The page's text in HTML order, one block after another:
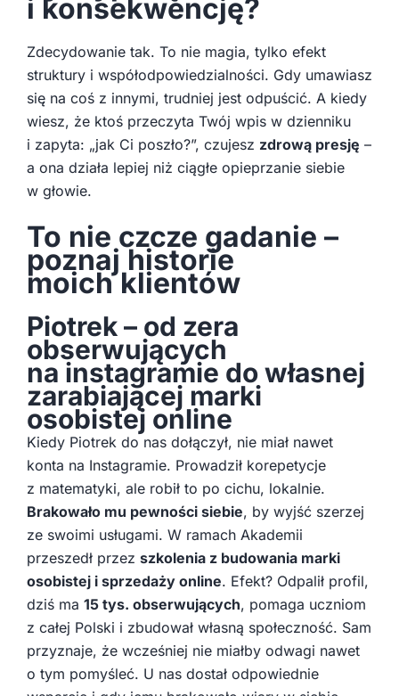
i konsekwencję?
Zdecydowanie tak. To nie magia, tylko efekt
struktury i współodpowiedzialności. Gdy umawiasz
się na coś z innymi, trudniej jest odpuścić. A kiedy
wiesz, że ktoś przeczyta Twój wpis w dzienniku
i zapyta: „jak Ci poszło?”, czujesz zdrową presję –
a ona działa lepiej niż ciągłe opieprzanie siebie
w głowie.
To nie czcze gadanie –
poznaj historie
moich klientów
Piotrek – od zera
obserwujących
na instagramie do własnej
zarabiającej marki
osobistej online
Kiedy Piotrek do nas dołączył, nie miał nawet
konta na Instagramie. Prowadził korepetycje
z matematyki, ale robił to po cichu, lokalnie.
Brakowało mu pewności siebie, by wyjść szerzej
ze swoimi usługami. W ramach Akademii
przeszedł przez szkolenia z budowania marki
osobistej i sprzedaży online. Efekt? Odpalił profil,
dziś ma 15 tys. obserwujących, pomaga uczniom
z całej Polski i zbudował własną społeczność. Sam
przyznaje, że wcześniej nie miałby odwagi nawet
o tym pomyśleć. U nas dostał odpowiednie